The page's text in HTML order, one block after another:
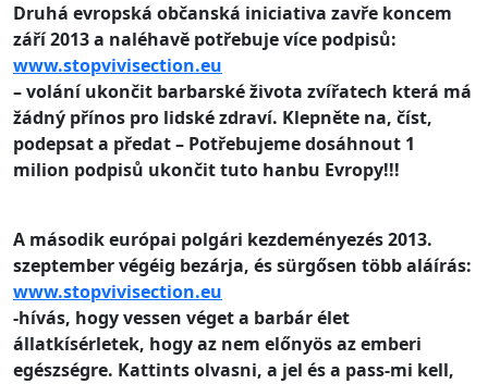
Druhá evropská občanská iniciativa zavře koncem
září 2013a naléhavě potřebuje více podpisů:
www.stopvivisection.eu
– volání ukončit barbarské života zvířatech která má
žádný přínos pro lidské zdraví. Klepněte na, číst,
podepsat a předat – Potřebujeme dosáhnout 1
milion podpisů ukončit tuto hanbu Evropy!!!
A második európai polgári kezdeményezés 2013.
szeptember végéig bezárja, és sürgősen több aláírás:
www.stopvivisection.eu
-hívás, hogy vessen véget a barbár élet
állatkísérletek, hogy az nem előnyös az emberi
egészségre. Kattints olvasni, a jel és a pass-mi kell,